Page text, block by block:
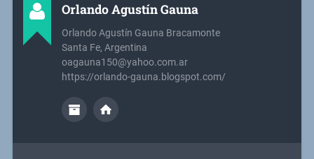
Orlando Agustín Gauna
Orlando Agustín Gauna Bracamonte
Santa Fe, Argentina
oagauna150@yahoo.com.ar
https://orlando-gauna.blogspot.com/